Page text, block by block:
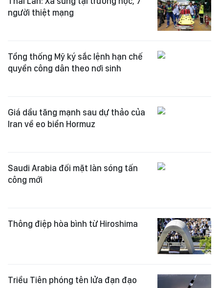
người thiệt mạng
Tổng thống Mỹ ký sắc lệnh hạn chế
quyền công dân theo nơi sinh
Giá dầu tăng mạnh sau dự thảo của
Iran về eo biển Hormuz
Saudi Arabia đối mặt làn sóng tấn
công mới
Thông điệp hòa bình từ Hiroshima
Triều Tiên phóng tên lửa đạn đạo